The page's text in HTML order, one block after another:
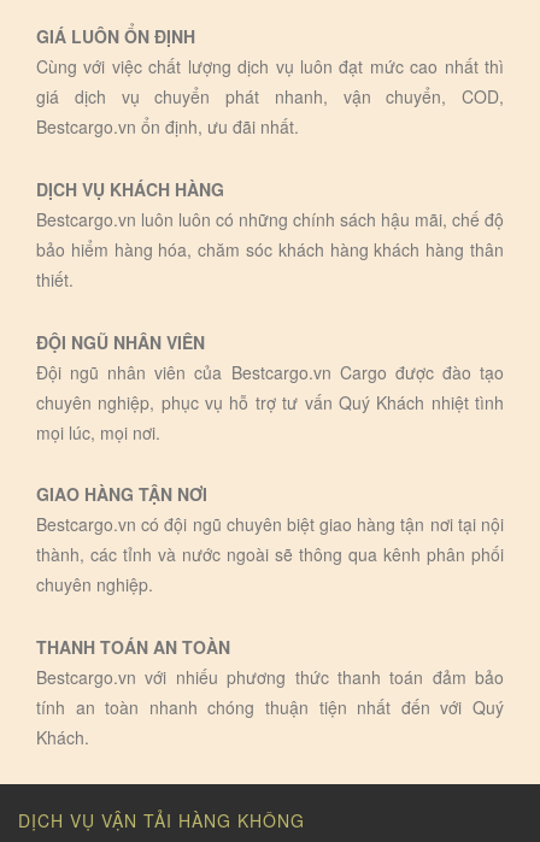
GIÁ LUÔN ỔN ĐỊNH
Cùng với việc chất lượng dịch vụ luôn đạt mức cao nhất thì
giá dịch vụ chuyển phát nhanh, vận chuyển, COD,
Bestcargo.vn ổn định, ưu đãi nhất.
DỊCH VỤ KHÁCH HÀNG
Bestcargo.vn luôn luôn có những chính sách hậu mãi, chế độ
bảo hiểm hàng hóa, chăm sóc khách hàng khách hàng thân
thiết.
ĐỘI NGŨ NHÂN VIÊN
Đội ngũ nhân viên của Bestcargo.vn Cargo được đào tạo
chuyên nghiệp, phục vụ hỗ trợ tư vấn Quý Khách nhiệt tình
mọi lúc, mọi nơi.
GIAO HÀNG TẬN NƠI
Bestcargo.vn có đội ngũ chuyên biệt giao hàng tận nơi tại nội
thành, các tỉnh và nước ngoài sẽ thông qua kênh phân phối
chuyên nghiệp.
THANH TOÁN AN TOÀN
Bestcargo.vn với nhiếu phương thức thanh toán đảm bảo
tính an toàn nhanh chóng thuận tiện nhất đến với Quý
Khách.
DỊCH VỤ VẬN TẢI HÀNG KHÔNG